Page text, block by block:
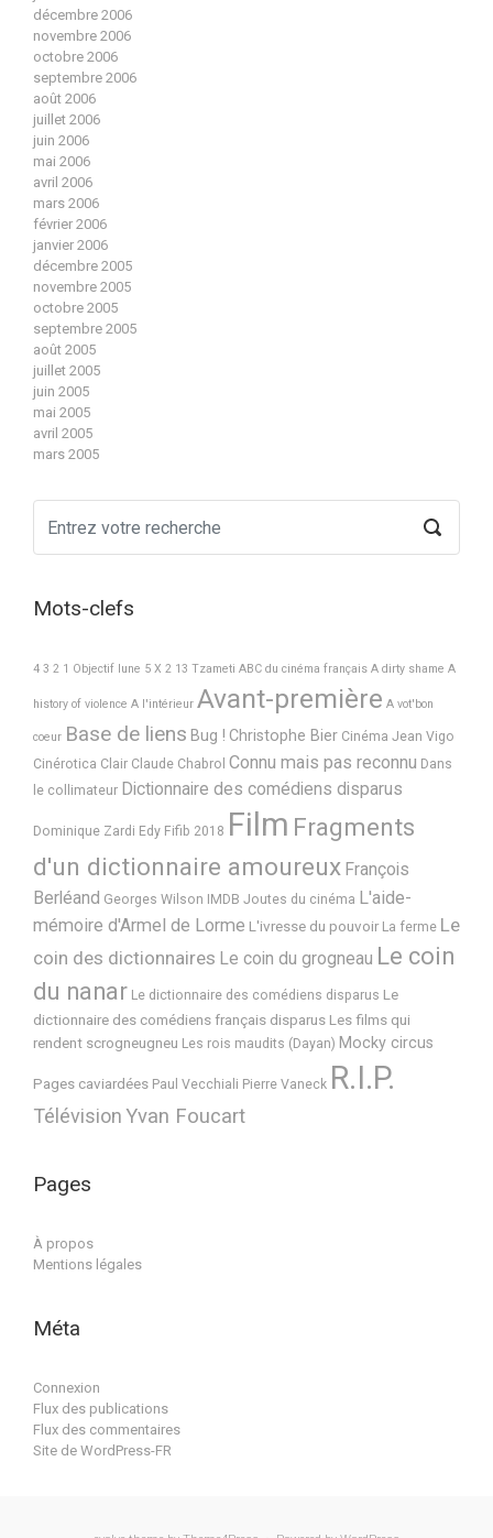
décembre 2006
novembre 2006
octobre 2006
septembre 2006
août 2006
juillet 2006
juin 2006
mai 2006
avril 2006
mars 2006
février 2006
janvier 2006
décembre 2005
novembre 2005
octobre 2005
septembre 2005
août 2005
juillet 2005
juin 2005
mai 2005
avril 2005
mars 2005
Mots-clefs
4 3 2 1 Objectif lune 5 X 2 13 Tzameti ABC du cinéma français A dirty shame A
history of violence A l'intérieur Avant-première A vot'bon
coeur Base de liens Bug ! Christophe Bier Cinéma Jean Vigo
Cinérotica Clair Claude Chabrol Connu mais pas reconnu Dans
le collimateur Dictionnaire des comédiens disparus
Dominique Zardi Edy Fifib 2018 Film Fragments
d'un dictionnaire amoureux François
Berléand Georges Wilson IMDB Joutes du cinéma L'aide-
mémoire d'Armel de Lorme L'ivresse du pouvoir La ferme Le
coin des dictionnaires Le coin du grogneau Le coin
du nanar Le dictionnaire des comédiens disparus Le
dictionnaire des comédiens français disparus Les films qui
rendent scrogneugneu Les rois maudits (Dayan) Mocky circus
Pages caviardées Paul Vecchiali Pierre Vaneck R.I.P.
TélévisionYvan Foucart
Pages
À propos
Mentions légales
Méta
Connexion
Flux des publications
Flux des commentaires
Site de WordPress-FR